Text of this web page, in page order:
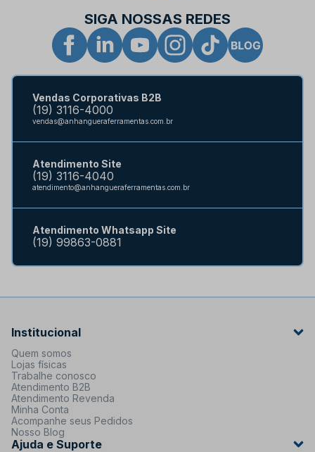
SIGA NOSSAS REDES
Vendas Corporativas B2B
(19) 3116-4000
vendas@anhangueraferramentas.com.br
Atendimento Site
(19) 3116-4040
atendimento@anhangueraferramentas.com.br
Atendimento Whatsapp Site
(19) 99863-0881
Institucional
Quem somos
Lojas físicas
Trabalhe conosco
Atendimento B2B
Atendimento Revenda
Minha Conta
Acompanhe seus Pedidos
Nosso Blog
Ajuda e Suporte